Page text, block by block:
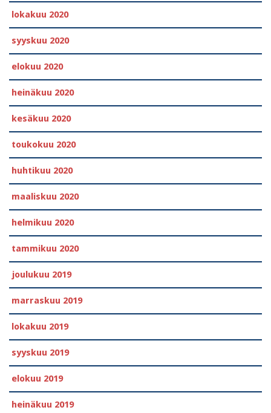
lokakuu 2020
syyskuu 2020
elokuu 2020
heinäkuu 2020
kesäkuu 2020
toukokuu 2020
huhtikuu 2020
maaliskuu 2020
helmikuu 2020
tammikuu 2020
joulukuu 2019
marraskuu 2019
lokakuu 2019
syyskuu 2019
elokuu 2019
heinäkuu 2019